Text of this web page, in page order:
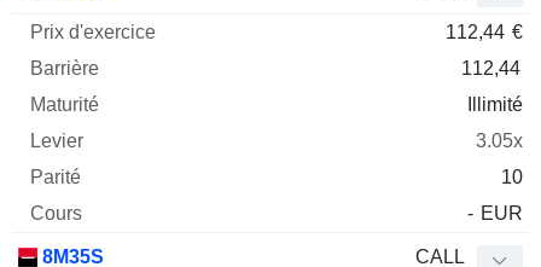
112,44 €
112,44
Illimité
3.05x
10
- EUR
8M35S CALL